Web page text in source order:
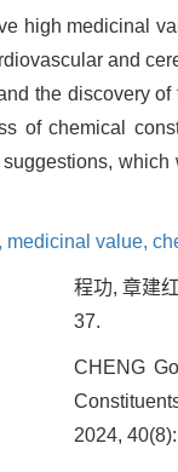
high medicinal
and
the discovery
of chemical
medicinal value,
程功, 章建
37.
CHENG
2024,